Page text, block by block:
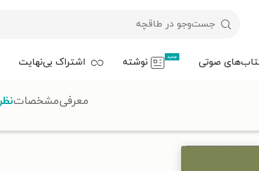
صوتی جدید نوشته اشتراک بی‌نهایت
معرفیمشخصات